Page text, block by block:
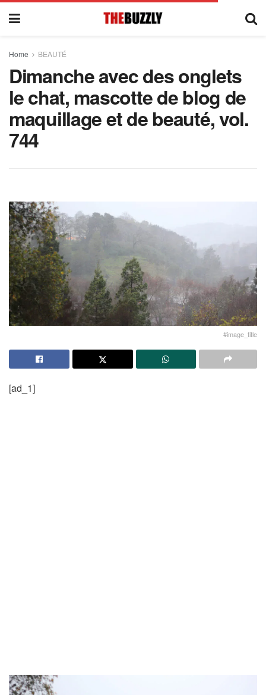
Home BEAUTÉ
Dimanche avec des onglets
le chat, mascotte de blog de
maquillage et de beauté, vol.
744
#image_title
[ad_1]